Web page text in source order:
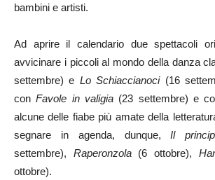
bambini e artisti.
Ad aprire il calendario due spettacoli
avvicinare i piccoli al mondo della danza
settembre) e Lo Schiaccianoci(16
conFavole in valigia (23 settembre) e
alcune delle fiabe più amate della
segnare in agenda, dunque,Il
settembre), Raperonzola (6 ottobre),
ottobre).